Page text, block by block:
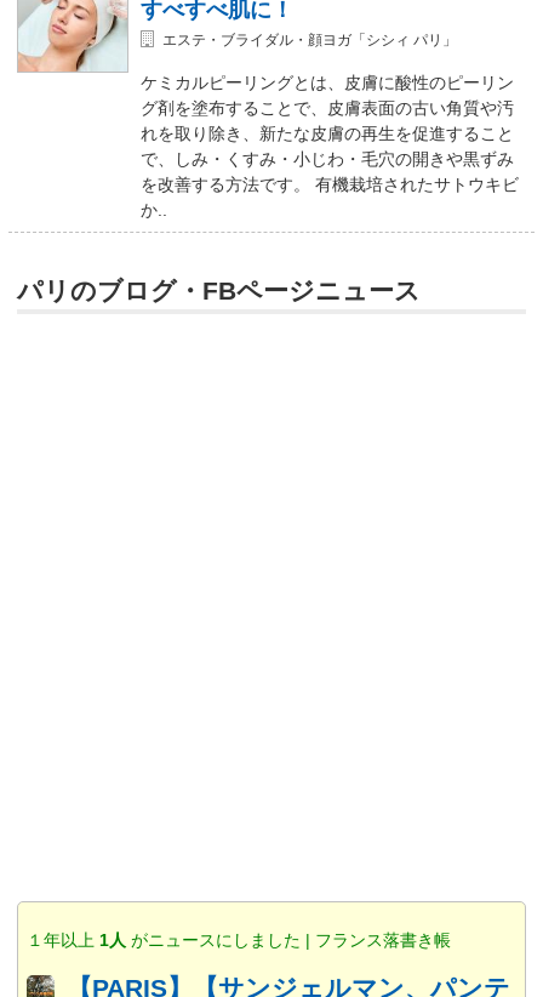
すべすべ肌に！
エステ・ブライダル・顔ヨガ「シシィ パリ」
ケミカルピーリングとは、皮膚に酸性のピーリン
グ剤を塗布することで、皮膚表面の古い角質や汚
れを取り除き、新たな皮膚の再生を促進すること
で、しみ・くすみ・小じわ・毛穴の開きや黒ずみ
を改善する方法です。 有機栽培されたサトウキビ
か..
パリのブログ・FBページニュース
１年以上 1人 がニュースにしました | フランス落書き帳
【PARIS】【サンジェルマン、パンテ